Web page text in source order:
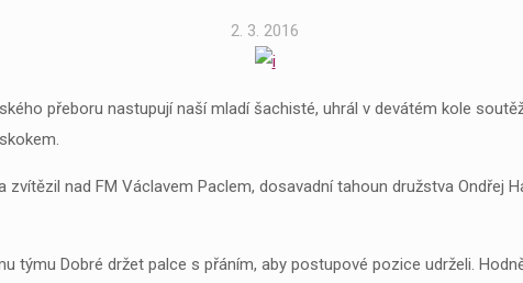
2. 3. 2016
přeboru nastupují naší mladí šachisté, uhrál v devátém kole
zvítězil nad FM Václavem Paclem, dosavadní tahoun družstva Ondřej
týmu Dobré držet palce s přáním, aby postupové pozice udrželi.